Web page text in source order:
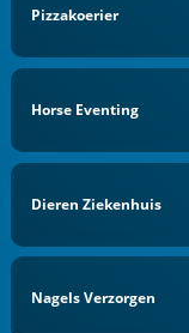
Pizzakoerier
Horse Eventing
Dieren Ziekenhuis
Nagels Verzorgen